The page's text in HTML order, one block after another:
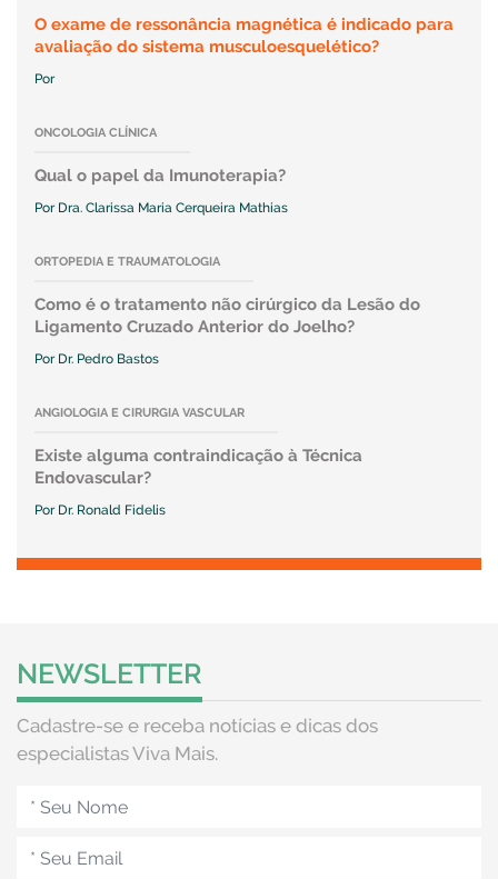
O exame de ressonância magnética é indicado para
avaliação do sistema musculoesquelético?
Por
ONCOLOGIA CLÍNICA
Qual o papel da Imunoterapia?
Por Dra. Clarissa Maria Cerqueira Mathias
ORTOPEDIA E TRAUMATOLOGIA
Como é o tratamento não cirúrgico da Lesão do
Ligamento Cruzado Anterior do Joelho?
Por Dr. Pedro Bastos
ANGIOLOGIA E CIRURGIA VASCULAR
Existe alguma contraindicação à Técnica
Endovascular?
Por Dr. Ronald Fidelis
NEWSLETTER
Cadastre-se e receba notícias e dicas dos
especialistas Viva Mais.